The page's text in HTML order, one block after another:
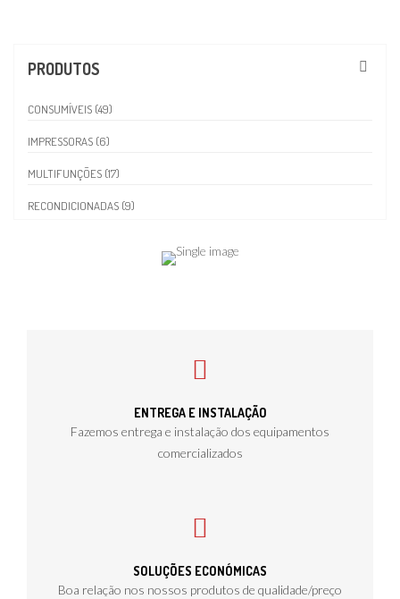
PRODUTOS
CONSUMÍVEIS (49)
IMPRESSORAS (6)
MULTIFUNÇÕES (17)
RECONDICIONADAS (9)
ENTREGA E INSTALAÇÃO
Fazemos entrega e instalação dos equipamentos
comercializados
SOLUÇÕES ECONÓMICAS
Boa relação nos nossos produtos de qualidade/preço